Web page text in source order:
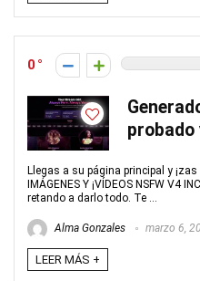
0
probado
Llegas a su página principal y ¡zas
IMÁGENES Y ¡VÍDEOS NSFW V4
retando a darlo todo. Te ...
Alma Gonzales marzo 6,
LEER MÁS +